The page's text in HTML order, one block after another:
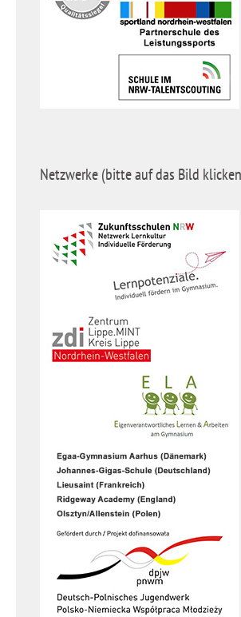
Netzwerke (bitte auf das Bild